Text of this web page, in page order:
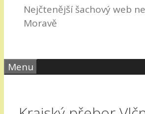
Nejčtenější šachový web
Moravě
Menu